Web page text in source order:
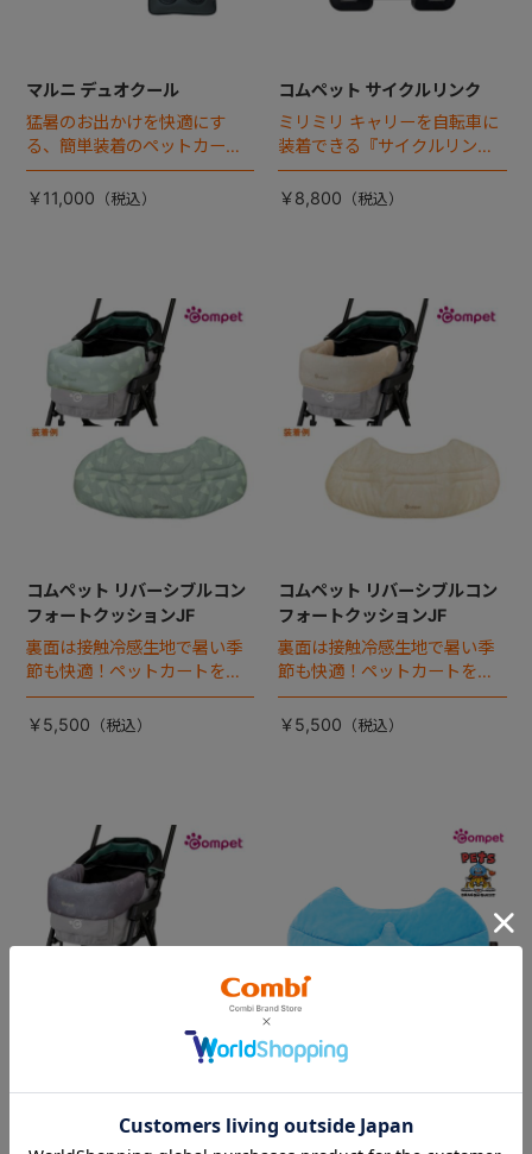
マルニ デュオクール
猛暑のお出かけを快適にす
る、簡単装着のペットカート
専用ダブル送風ファンが登
場。
￥11,000
コムペット サイクルリンク
ミリミリ キャリーを自転車に
装着できる『サイクルリン
ク』が登場！
￥8,800
コムペット リバーシブルコン
フォートクッションJF
裏面は接触冷感生地で暑い季
節も快適！ペットカートをお
しゃれに・かわいく・かっこ
よく！
￥5,500
コムペット リバーシブルコン
フォートクッションJF
裏面は接触冷感生地で暑い季
節も快適！ペットカートをお
しゃれに・かわいく・かっこ
よく！
￥5,500
コムペット リバーシブルコン
DRAGON QUEST PETs コン
フォートクッション スライム